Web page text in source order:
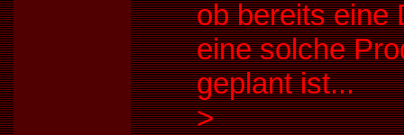
ob bereits eine
eine solche
geplant ist...
>